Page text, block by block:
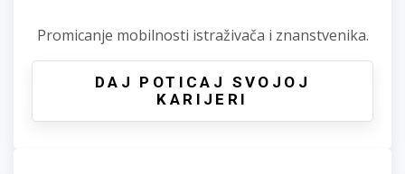
Promicanje mobilnosti istraživača i znanstvenika.
DAJ POTICAJ SVOJOJ
KARIJERI